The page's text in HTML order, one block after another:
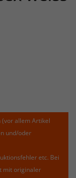
(vor allem Artikel
und/oder
etc. Bei
mit originaler